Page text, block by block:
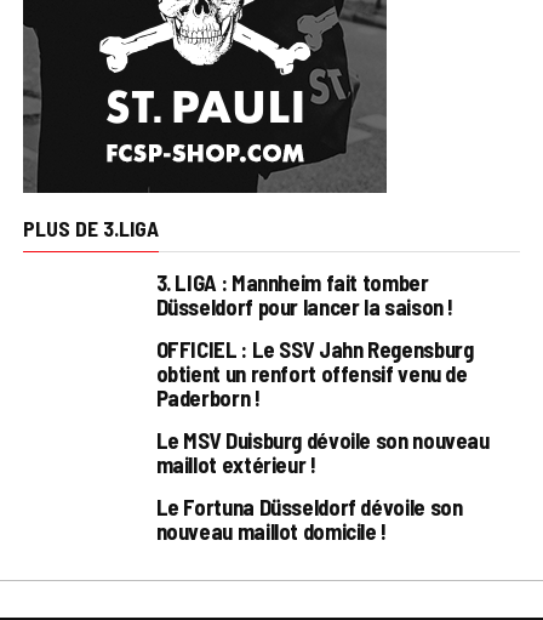
PLUS DE 3.LIGA
3. LIGA : Mannheim fait tomber
Düsseldorf pour lancer la saison !
OFFICIEL : Le SSV Jahn Regensburg
obtient un renfort offensif venu de
Paderborn !
Le MSV Duisburg dévoile son nouveau
maillot extérieur !
Le Fortuna Düsseldorf dévoile son
nouveau maillot domicile !